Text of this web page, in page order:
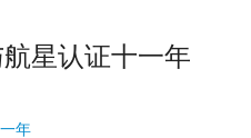
星认证十一年